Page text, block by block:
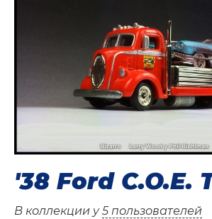
'38 Ford C.O.E.
В коллекции у5 пользователей